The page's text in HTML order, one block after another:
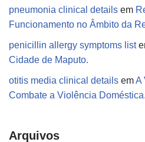
pneumonia clinical details em
Funcionamento no Âmbito da
penicillin allergy symptoms list
Cidade de Maputo.
otitis media clinical details emA
Combate a Violência Doméstica.
Arquivos